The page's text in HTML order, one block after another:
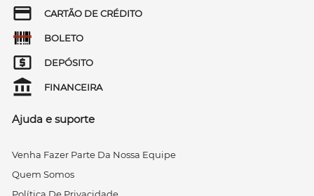
CARTÃO DE CRÉDITO
BOLETO
DEPÓSITO
FINANCEIRA
Ajuda e suporte
Venha Fazer Parte Da Nossa Equipe
Quem Somos